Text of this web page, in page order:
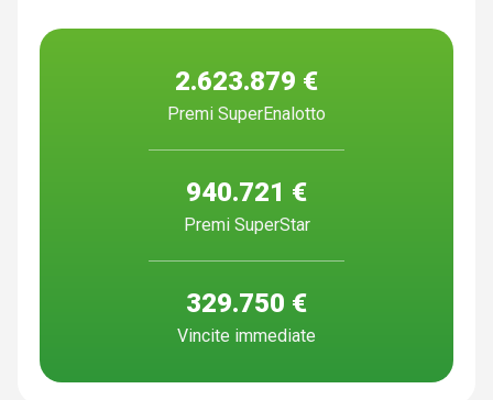
2.623.879 €
Premi SuperEnalotto
940.721 €
Premi SuperStar
329.750 €
Vincite immediate